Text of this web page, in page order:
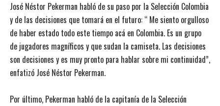
José Néstor Pekerman habló de su paso por la Selección Colombia
y de las decisiones que tomará en el futuro: “ Me siento orgulloso
de haber estado todo este tiempo acá en Colombia. Es un grupo
de jugadores magníficos y que sudan la camiseta. Las decisiones
son decisiones y es muy pronto para hablar sobre mi continuidad”,
enfatizó José Néstor Pekerman.
Por último, Pekerman habló de la capitanía de la Selección